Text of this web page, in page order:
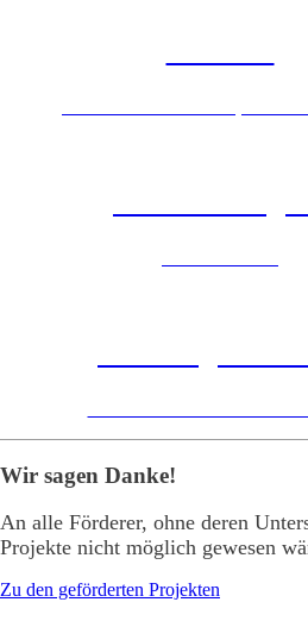
Wir sagen Danke!
An alle Förderer, ohne deren
Projekte nicht möglich gewesen
Zu den geförderten Projekten